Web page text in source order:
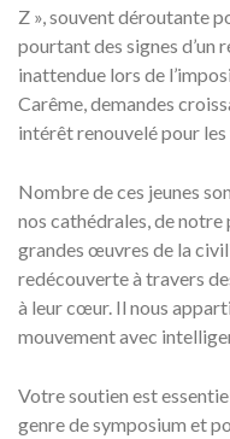
Z », souvent déroutante
pourtant des signes d’un
inattendue lors de
Carême, demandes
intérêt renouvelé pour les
Nombre de ces jeunes
nos cathédrales, de
grandes œuvres de la
redécouverte à travers
à leur cœur. Il nous
mouvement avec
Votre soutien est
genre de symposium et